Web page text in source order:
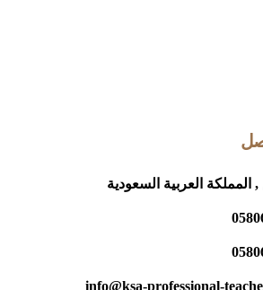
, المملكة العربية السعودية
info@ksa-professional-